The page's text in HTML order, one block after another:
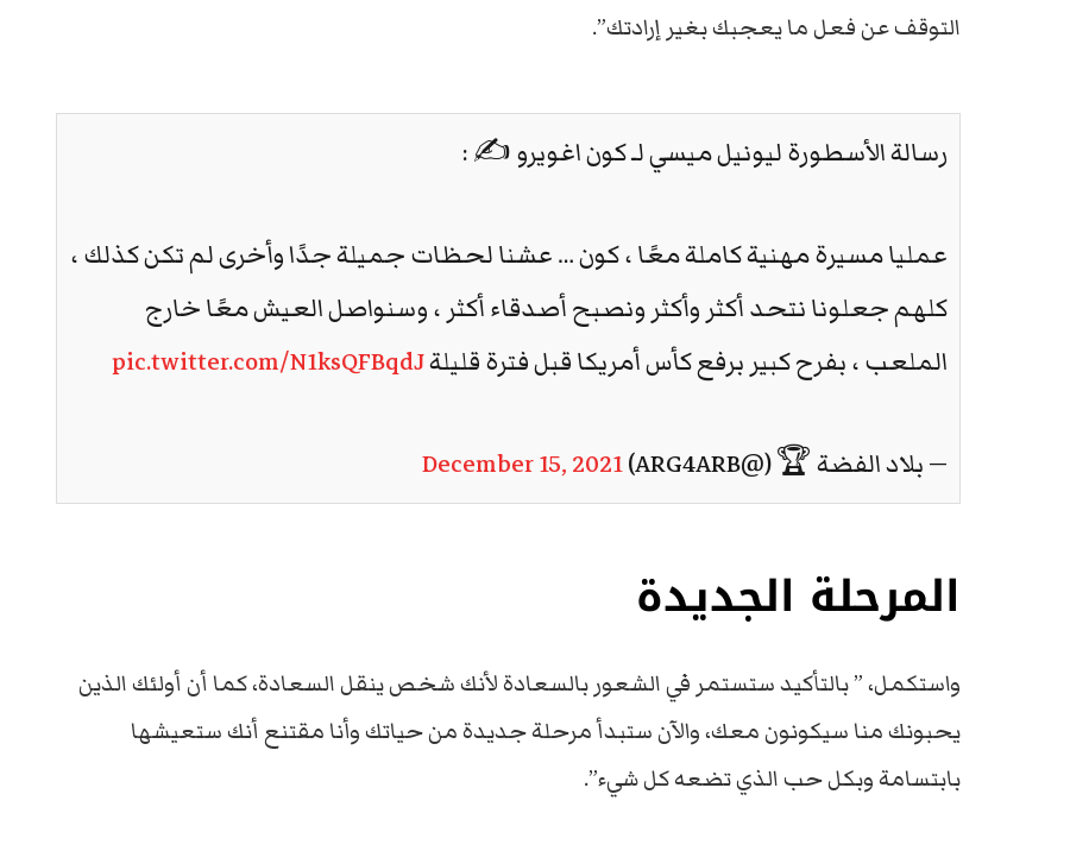
التوقف عن فعل ما يعجبك بغير إرادتك”.
رسالة الأسطورة ليونيل ميسي لـ كون اغويرو ✍️ :
عمليا مسيرة مهنية كاملة معًا ، كون … عشنا لحظات جميلة جدًا وأخرى لم تكن كذلك ،
كلهم ​​جعلونا نتحد أكثر وأكثر ونصبح أصدقاء أكثر ، وسنواصل العيش معًا خارج
الملعب ، بفرح كبير برفع كأس أمريكا قبل فترة قليلةpic.twitter.com/N1ksQFBqdJ
— بلاد الفضة 🏆 (@ARG4ARB) December 15, 2021
المرحلة الجديدة
واستكمل، ” بالتأكيد ستستمر في الشعور بالسعادة لأنك شخص ينقل السعادة، كما أن أولئك الذين
يحبونك منا سيكونون معك، والآن ستبدأ مرحلة جديدة من حياتك وأنا مقتنع أنك ستعيشها
بابتسامة وبكل حب الذي تضعه كل شيء”.